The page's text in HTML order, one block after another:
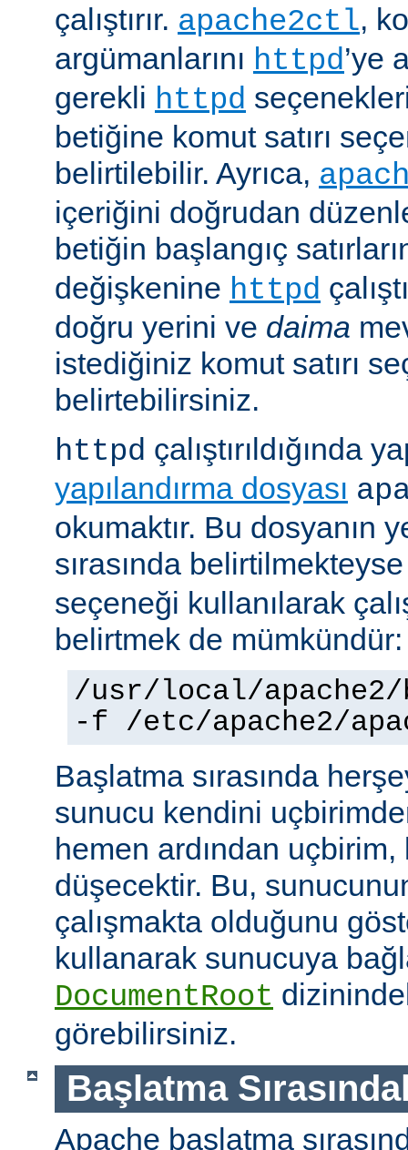
çalıştırır. apache2ctl,
argümanlarını httpd’ye
gerekli httpd
betiğine komut satırı
belirtilebilir. Ayrıca,
içeriğini doğrudan
betiğin başlangıç
değişkenine httpd
doğru yerini ve daima
istediğiniz komut satırı
belirtebilirsiniz.
httpd çalıştırıldığında
yapılandırma dosyası
okumaktır. Bu dosyanın
sırasında
seçeneği kullanılarak
belirtmek de mümkündür:
/usr/local/
-f /etc/apache2/
Başlatma sırasında
sunucu kendini
hemen ardından
düşecektir. Bu,
çalışmakta olduğunu
kullanarak sunucuya
DocumentRoot
görebilirsiniz.
Başlatma
Apache başlatma